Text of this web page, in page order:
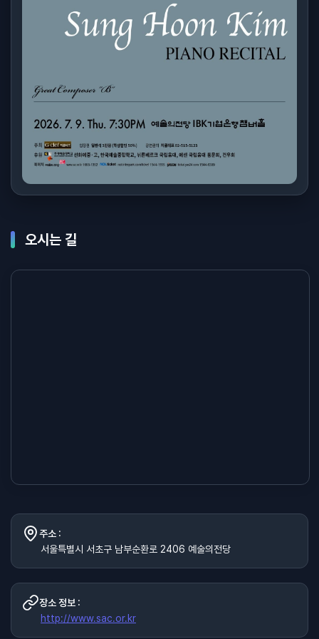
오시는 길
주소 :
서울특별시 서초구 남부순환로 2406 예술의전당
장소 정보 :
http://www.sac.or.kr